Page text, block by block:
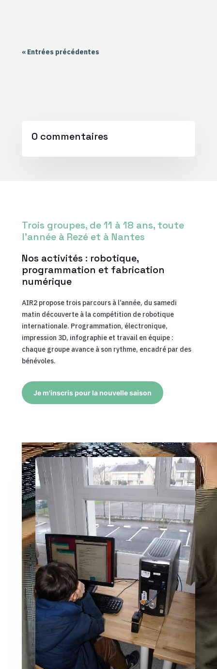
« Entrées précédentes
0 commentaires
Trois groupes, de 11 à 18 ans, toute
l’année à Rezé et à Nantes
Nos activités : robotique,
programmation et fabrication
numérique
AIR2 propose trois parcours à l’année, du samedi
matin découverte à la compétition de robotique
internationale. Programmation, électronique,
impression 3D, infographie et travail en équipe :
chaque groupe avance à son rythme, encadré par des
bénévoles.
Je m'inscris pour la nouvelle saison